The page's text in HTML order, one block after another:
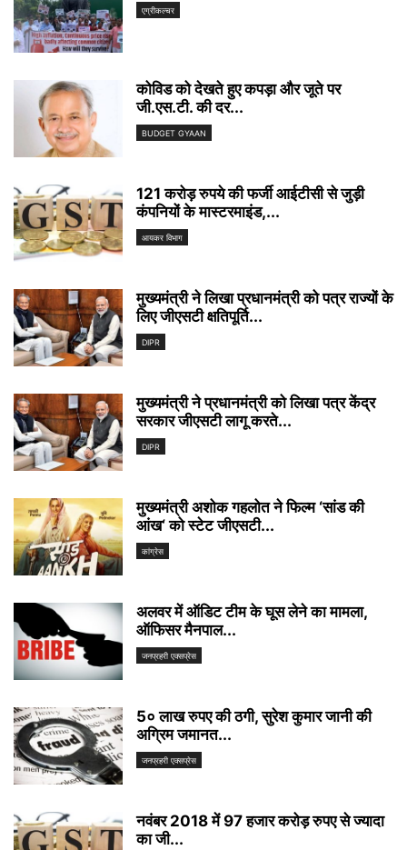
एग्रीकल्चर
कोविड को देखते हुए कपड़ा और जूते पर
जी.एस.टी. की दर...
BUDGET GYAAN
121 करोड़ रुपये की फर्जी आईटीसी से जुड़ी
कंपनियों के मास्टरमाइंड,...
आयकर विभाग
मुख्यमंत्री ने लिखा प्रधानमंत्री को पत्र राज्यों के
लिए जीएसटी क्षतिपूर्ति...
DIPR
मुख्यमंत्री ने प्रधानमंत्री को लिखा पत्र केंद्र
सरकार जीएसटी लागू करते...
DIPR
मुख्यमंत्री अशोक गहलोत ने फिल्म ‘सांड की
आंख‘ को स्टेट जीएसटी...
कांग्रेस
अलवर में ऑडिट टीम के घूस लेने का मामला,
ऑफिसर मैनपाल...
जनप्रहरी एक्सप्रेस
5० लाख रुपए की ठगी, सुरेश कुमार जानी की
अग्रिम जमानत...
जनप्रहरी एक्सप्रेस
नवंबर 2018 में 97 हजार करोड़ रुपए से ज्‍यादा
का जी...